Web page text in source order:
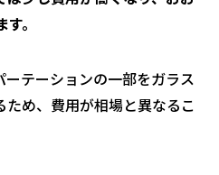
。
テーションの一部をガラス
め、費用が相場と異なるこ